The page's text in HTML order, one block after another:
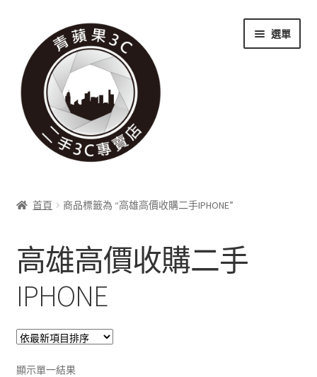
導
覽
列
主
要
內
容
選單
收購項目
科技新消息
首頁 商品標籤為 “高雄高價收購二手IPHONE”
高雄高價收購二手
IPHONE
顯示單一結果